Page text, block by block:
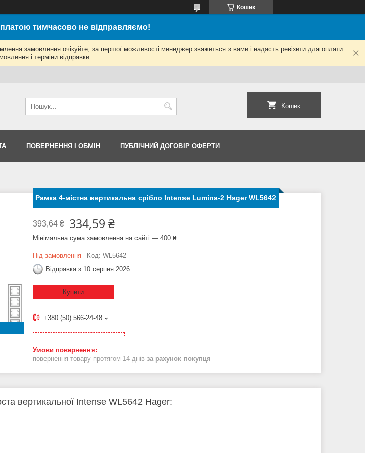
Кошик
тимчасово не відправляємо!
замовлення очікуйте, за першої можливості менеджер звяжеться з вами і надасть ревізити для оплати
і терміни відправки.
Кошик
ПОВЕРНЕННЯ І ОБМІН ПУБЛІЧНИЙ ДОГОВІР ОФЕРТИ
Рамка 4-містна вертикальна срібло Intense Lumina-2 Hager WL5642
393,64 ₴ 334,59 ₴
Мінімальна сума замовлення на сайті — 400 ₴
Під замовлення Код: WL5642
Відправка з 10 серпня 2026
Купити
+380 (50) 566-24-48
повернення товару протягом 14 днів за рахунок покупця
вертикальної Intense WL5642 Hager: